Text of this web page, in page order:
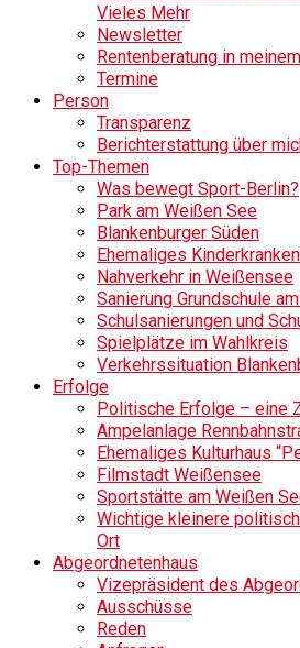
Vieles Mehr
Newsletter
Rentenberatung in
Termine
Person
Transparenz
Berichterstattung über
Top-Themen
Was bewegt Sport-Berlin?
Park am Weißen See
Blankenburger Süden
Ehemaliges
Nahverkehr in Weißensee
Sanierung Grundschule
Schulsanierungen und
Spielplätze im Wahlkreis
Verkehrssituation
Erfolge
Politische Erfolge – eine
Ampelanlage
Ehemaliges Kulturhaus
Filmstadt Weißensee
Sportstätte am Weißen
Wichtige kleinere
Ort
Abgeordnetenhaus
Vizepräsident des
Ausschüsse
Reden